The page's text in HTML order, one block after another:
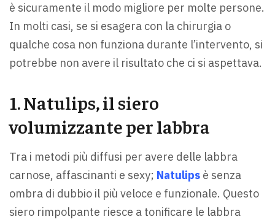
è sicuramente il modo migliore per molte persone.
In molti casi, se si esagera con la chirurgia o
qualche cosa non funziona durante l’intervento, si
potrebbe non avere il risultato che ci si aspettava.
1. Natulips, il siero
volumizzante per labbra
Tra i metodi più diffusi per avere delle labbra
carnose, affascinanti e sexy; Natulips è senza
ombra di dubbio il più veloce e funzionale. Questo
siero rimpolpante riesce a tonificare le labbra